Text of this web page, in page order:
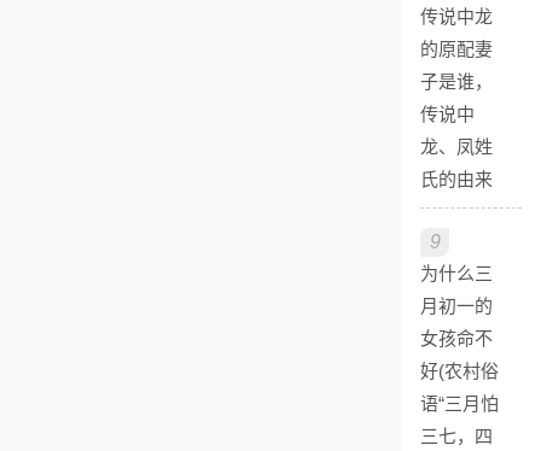
传说中龙
的原配妻
子是谁，
传说中
龙、凤姓
氏的由来
9
为什么三
月初一的
女孩命不
好(农村俗
语“三月怕
三七，四